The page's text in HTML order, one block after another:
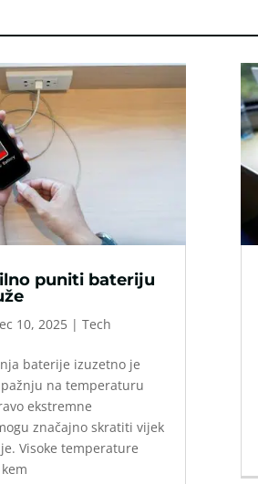
puniti bateriju
10, 2025 |Tech
baterije izuzetno je
na temperaturu
ekstremne
značajno skratiti vijek
Visoke temperature